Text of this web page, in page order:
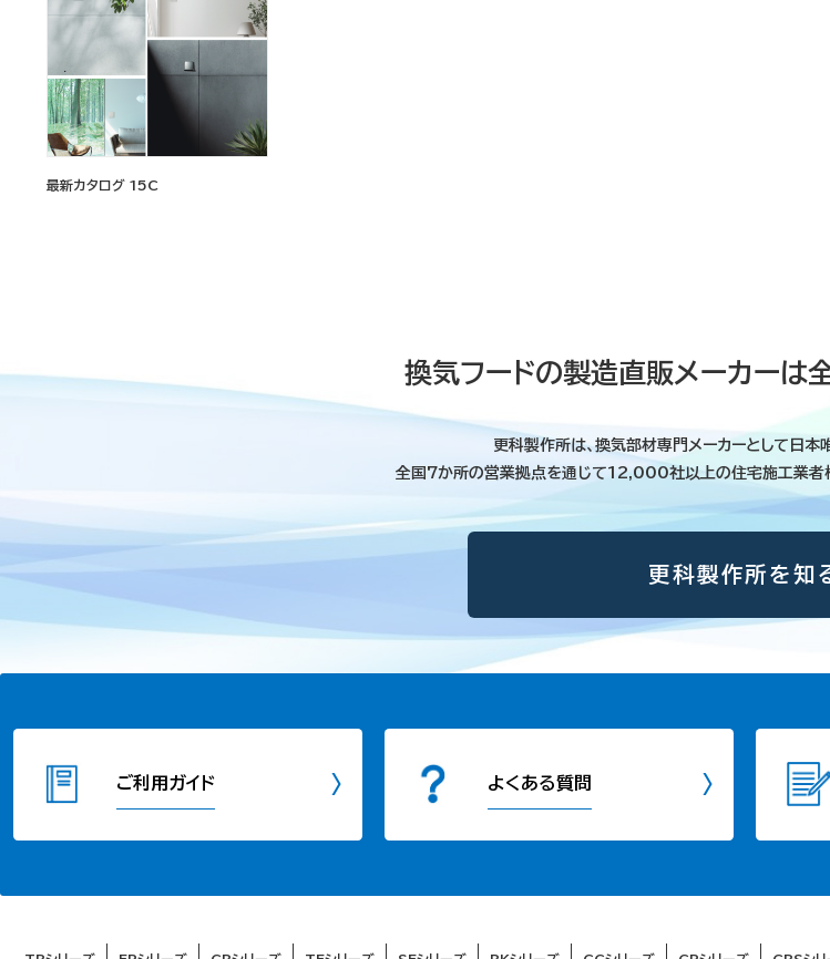
最新カタログ 15C
換気フードの製造直販メーカーは
更科製作所は、換気部材専門メーカーとして日本
全国7か所の営業拠点を通じて12,000社以上の住宅施工業者
更科製作所を知
ご利用ガイド よくある質問